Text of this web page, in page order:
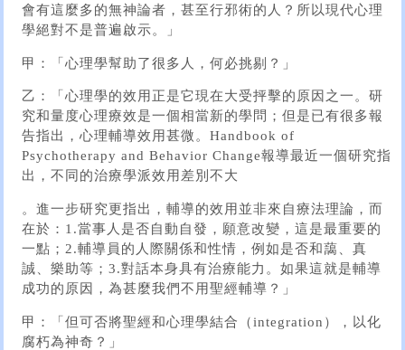
會有這麼多的無神論者，甚至行邪術的人？所以現代心理
學絕對不是普遍啟示。」
甲：「心理學幫助了很多人，何必挑剔？」
乙：「心理學的效用正是它現在大受抨擊的原因之一。研
究和量度心理療效是一個相當新的學問；但是已有很多報
告指出，心理輔導效用甚微。Handbook of
Psychotherapy and Behavior Change報導最近一個研究指
出，不同的治療學派效用差別不大
。進一步研究更指出，輔導的效用並非來自療法理論，而
在於：1.當事人是否自動自發，願意改變，這是最重要的
一點；2.輔導員的人際關係和性情，例如是否和藹、真
誠、樂助等；3.對話本身具有治療能力。如果這就是輔導
成功的原因，為甚麼我們不用聖經輔導？」
甲：「但可否將聖經和心理學結合（integration），以化
腐朽為神奇？」